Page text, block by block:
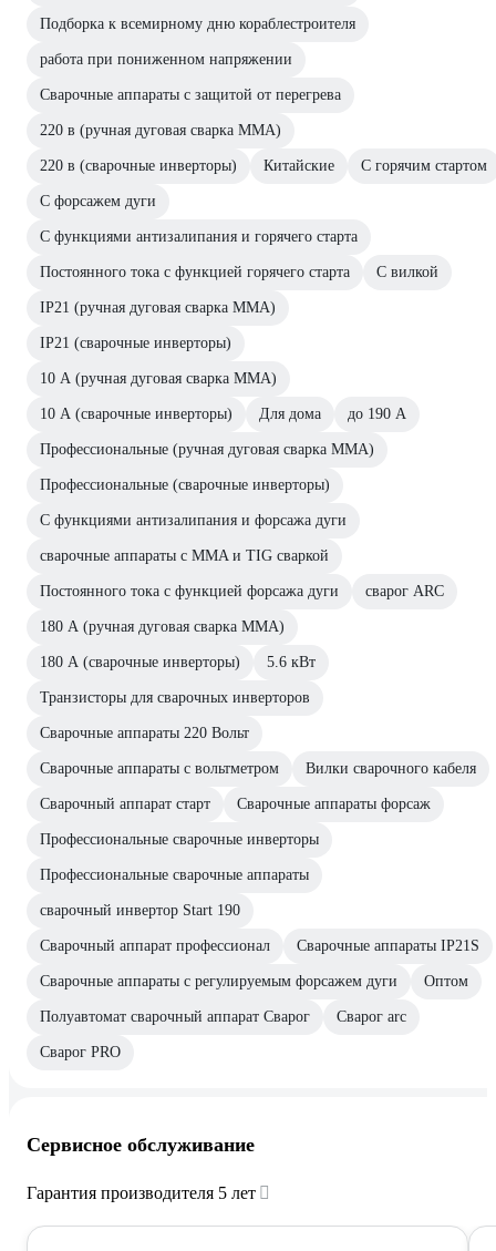
Подборка к всемирному дню кораблестроителя
работа при пониженном напряжении
Сварочные аппараты с защитой от перегрева
220 в (ручная дуговая сварка MMA)
220 в (сварочные инверторы) Китайские С горячим стартом
С форсажем дуги
С функциями антизалипания и горячего старта
Постоянного тока с функцией горячего старта С вилкой
IP21 (ручная дуговая сварка MMA)
IP21 (сварочные инверторы)
10 А (ручная дуговая сварка MMA)
10 А (сварочные инверторы) Для дома до 190 А
Профессиональные (ручная дуговая сварка MMA)
Профессиональные (сварочные инверторы)
С функциями антизалипания и форсажа дуги
сварочные аппараты с MMA и TIG сваркой
Постоянного тока с функцией форсажа дуги сварог ARC
180 А (ручная дуговая сварка MMA)
180 А (сварочные инверторы) 5.6 кВт
Транзисторы для сварочных инверторов
Сварочные аппараты 220 Вольт
Сварочные аппараты с вольтметром Вилки сварочного кабеля
Сварочный аппарат старт Сварочные аппараты форсаж
Профессиональные сварочные инверторы
Профессиональные сварочные аппараты
сварочный инвертор Start 190
Сварочный аппарат профессионал Сварочные аппараты IP21S
Сварочные аппараты с регулируемым форсажем дуги Оптом
Полуавтомат сварочный аппарат Сварог Сварог arc
Сварог PRO
Сервисное обслуживание
Гарантия производителя 5 лет